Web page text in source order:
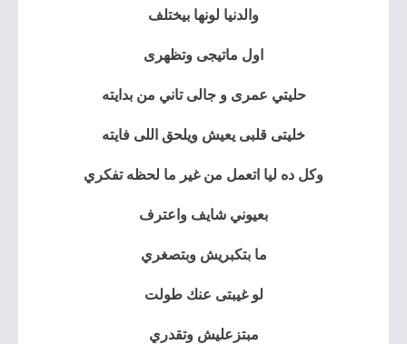
والدنيا لونها بيختلف
اول ماتيجى وتظهرى
حليتي عمرى و جالى تاني من بدايته
خليتى قلبى يعيش ويلحق اللى فايته
وكل ده ليا اتعمل من غير ما لحظه تفكري
بعيوني شايف واعترف
ما بتكبريش وبتصغري
لو غيبتى عنك طولت
مبتزعليش وتقدري